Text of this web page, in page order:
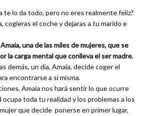
te lo da todo, pero no eres realmente feliz?
cogieras el coche y dejaras a tu marido e
Amaia, una de las miles de mujeres, que se
la carga mental que conlleva el ser madre,
demás, un día, Amaia, decide coger el
encontrarse a sí misma.
Amaia nos hará sentir lo que ocurre
toda tu realidad y los problemas a los
que decide ponerse en primer lugar,